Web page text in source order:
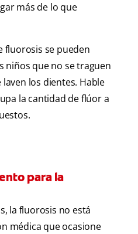
más de lo que
fluorosis se pueden
niños que no se traguen
los dientes. Hable
la cantidad de flúor a
para la
la fluorosis no está
médica que ocasione